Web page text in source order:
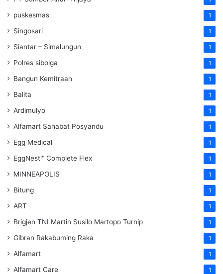
puskesmas 1
Singosari 1
Siantar – Simalungun 1
Polres sibolga 1
Bangun Kemitraan 1
Balita 1
Ardimulyo 1
Alfamart Sahabat Posyandu 1
Egg Medical 1
EggNest™ Complete Flex 1
MINNEAPOLIS 1
Bitung 1
ART 1
Brigjen TNI Martin Susilo Martopo Turnip 1
Gibran Rakabuming Raka 1
Alfamart 1
Alfamart Care 1